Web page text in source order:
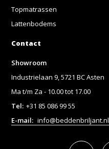
Topmatrassen
Lattenbodems
Contact
Showroom
Industrielaan 9, 5721 BC Asten
Ma t/m Za - 10.00 tot 17.00
Tel: +31 85 086 99 55
E-mail: info@beddenbriljant.nl